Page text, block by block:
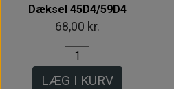
Dæksel 45D4/59D4
68,00 kr.
LÆG I KURV